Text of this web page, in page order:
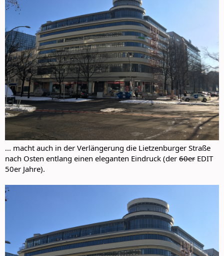
... macht auch in der Verlängerung die Lietzenburger Straße
nach Osten entlang einen eleganten Eindruck (der 60er EDIT
50er Jahre).